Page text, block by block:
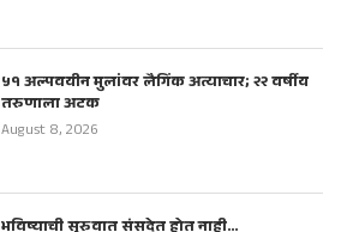
५१ अल्पवयीन मुलांवर लैगिंक अत्याचार; २२ वर्षीय
तरुणाला अटक
August 8, 2026